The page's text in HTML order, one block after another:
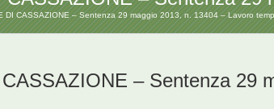
DI CASSAZIONE – Sentenza 29 maggio 2013, n. 13404 – Lavoro
– Sentenza 29